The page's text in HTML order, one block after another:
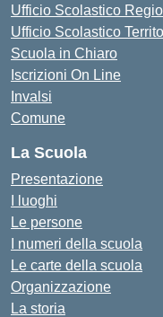
Ufficio Scolastico
Ufficio Scolastico
Scuola in Chiaro
Iscrizioni On Line
Invalsi
Comune
La Scuola
Presentazione
I luoghi
Le persone
I numeri della scuola
Le carte della scuola
Organizzazione
La storia